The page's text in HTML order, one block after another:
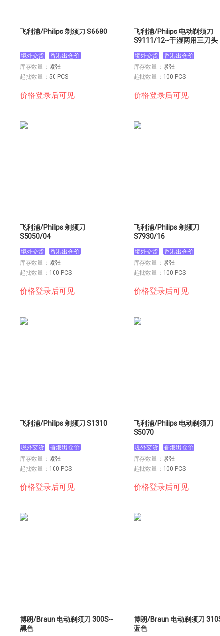
飞利浦/Philips 剃须刀 S6680
境外交货
香港出仓价
库存数量： 紧张
起批数量： 50 PCS
价格登录后可见
飞利浦/Philips 电动剃须刀
S9111/12--干湿两用三刀头
境外交货
香港出仓价
库存数量： 紧张
起批数量： 100 PCS
价格登录后可见
飞利浦/Philips 剃须刀
S5050/04
境外交货
香港出仓价
库存数量： 紧张
起批数量： 100 PCS
价格登录后可见
飞利浦/Philips 剃须刀
S7930/16
境外交货
香港出仓价
库存数量： 紧张
起批数量： 100 PCS
价格登录后可见
飞利浦/Philips 剃须刀 S1310
境外交货
香港出仓价
库存数量： 紧张
起批数量： 100 PCS
价格登录后可见
飞利浦/Philips 电动剃须刀
S5070
境外交货
香港出仓价
库存数量： 紧张
起批数量： 100 PCS
价格登录后可见
博朗/Braun 电动剃须刀 300S--
黑色
博朗/Braun 电动剃须刀
蓝色